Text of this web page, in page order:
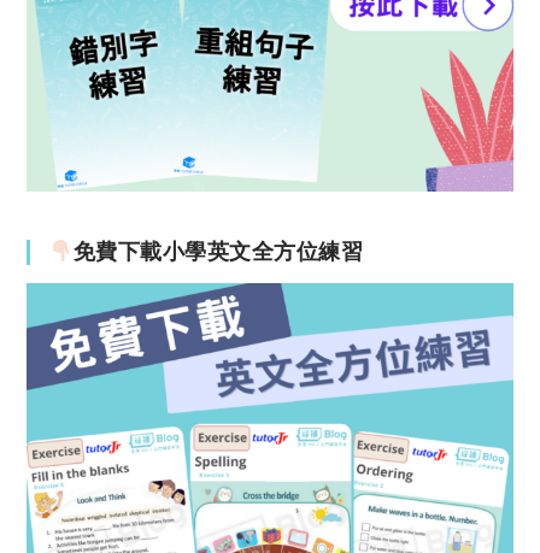
免費下載小學英文全方位練習